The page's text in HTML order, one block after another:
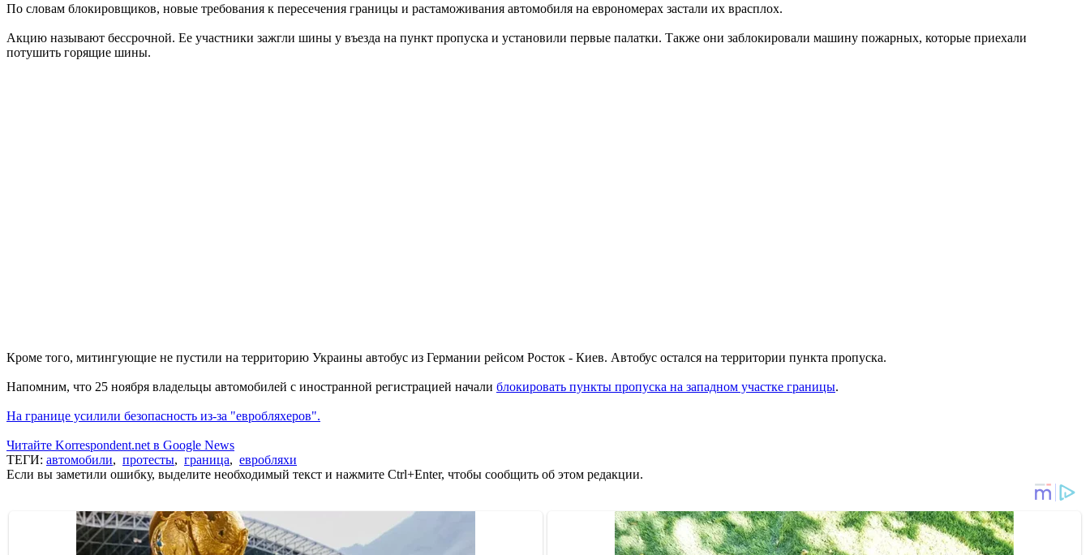
По словам блокировщиков, новые требования к пересечения границы и растаможивания автомобиля на еврономерах застали их врасплох.
Акцию называют бессрочной. Ее участники зажгли шины у въезда на пункт пропуска и установили первые палатки. Также они заблокировали машину пожарных, которые приехали
потушить горящие шины.
Кроме того, митингующие не пустили на территорию Украины автобус из Германии рейсом Росток - Киев. Автобус остался на территории пункта пропуска.
Напомним, что 25 ноября владельцы автомобилей с иностранной регистрацией начали блокировать пункты пропуска на западном участке границы.
На границе усилили безопасность из-за "евробляхеров".
Читайте Korrespondent.net в Google News
ТЕГИ: автомобили, протесты, граница, евробляхи
Если вы заметили ошибку, выделите необходимый текст и нажмите Ctrl+Enter, чтобы сообщить об этом редакции.